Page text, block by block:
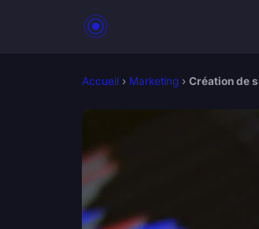
Accueil › Marketing › Création de